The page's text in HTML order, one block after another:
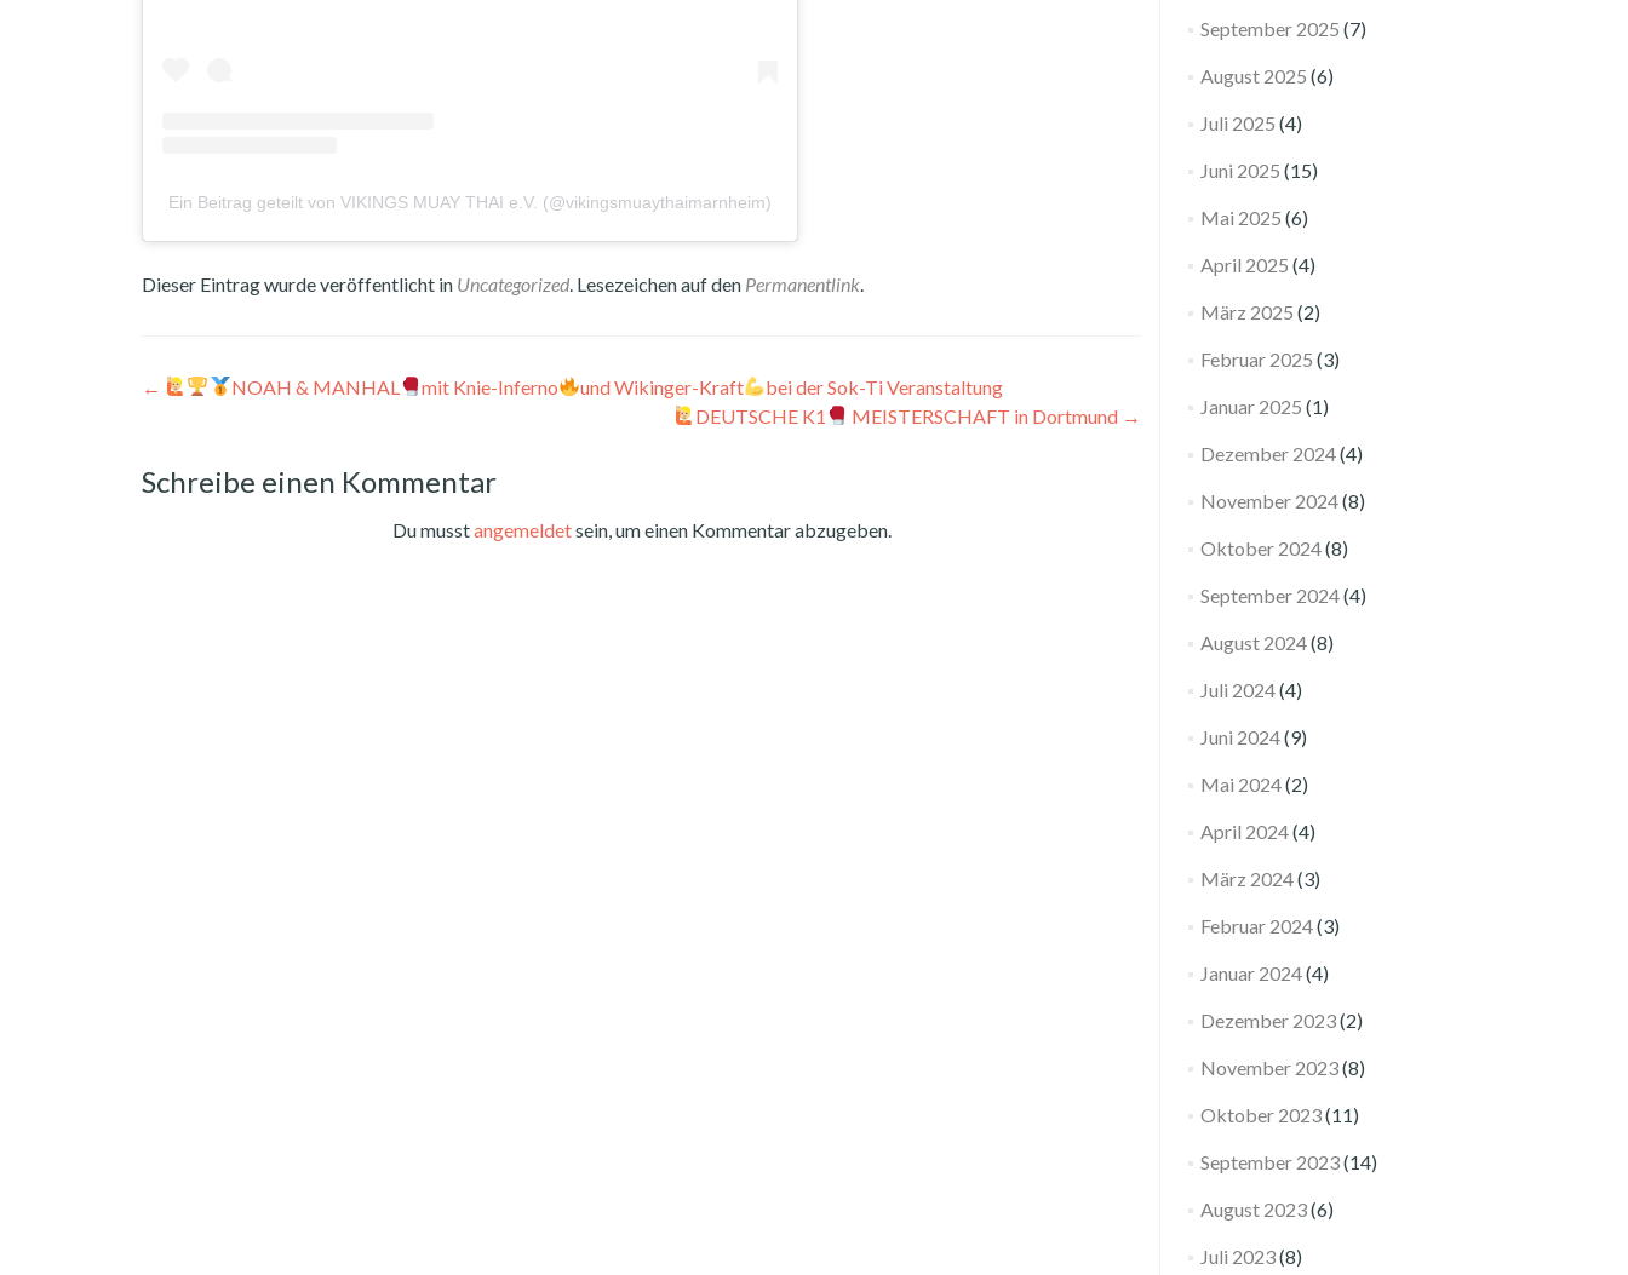
Ein Beitrag geteilt von VIKINGS MUAY THAI e.V. (@vikingsmuaythaimarnheim)
Dieser Eintrag wurde veröffentlicht in Uncategorized . Lesezeichen auf den Permanentlink
Beitragsnavigation
← NOAH & MANHAL mit Knie-Inferno und Wikinger-Kraft
bei der Sok-Ti Veranstaltung
DEUTSCHE K1
MEISTERSCHAFT in Dortmund →
Schreibe einen Kommentar
Du musstangemeldetsein, um einen Kommentar abzugeben.
September 2025 (7)
August 2025 (6)
Juli 2025 (4)
Juni 2025 (15)
Mai 2025 (6)
April 2025 (4)
März 2025 (2)
Februar 2025 (3)
Januar 2025 (1)
Dezember 2024(4)
November 2024(8)
Oktober 2024(8)
September 2024(4)
August 2024(8)
Juli 2024(4)
Juni 2024(9)
Mai 2024(2)
April 2024(4)
März 2024(3)
Februar 2024(3)
Januar 2024(4)
Dezember 2023(2)
November 2023(8)
Oktober 2023(11)
September 2023(14)
August 2023(6)
Juli 2023(8)